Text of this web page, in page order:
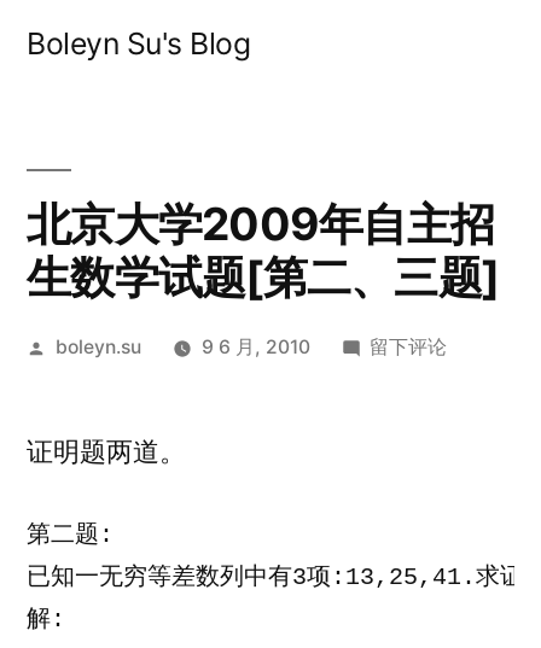
Boleyn Su's Blog
北京大学2009年自主招
生数学试题[第二、三题]
发
boleyn.su 9 6 月, 2010
于
自
留下评论
证明题两道。
第二题:
已知一无穷等差数列中有3项:13,25,41.求证
解: